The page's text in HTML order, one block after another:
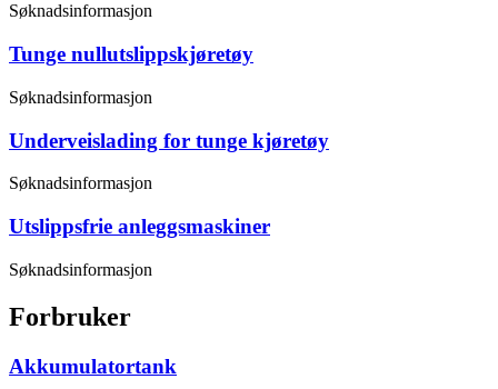
Søknadsinformasjon
Tunge nullutslippskjøretøy
Søknadsinformasjon
Underveislading for tunge kjøretøy
Søknadsinformasjon
Utslippsfrie anleggsmaskiner
Søknadsinformasjon
Forbruker
Akkumulatortank